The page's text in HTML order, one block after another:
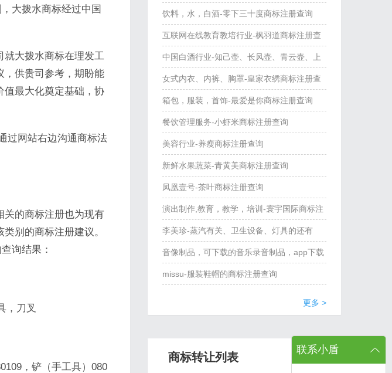
联系小盾
大拨水商标经过中国
就大拨水商标在理发工
，供贵司参考，期盼能
值最大化奠定基础，协
过网站右边沟通商标法
关的商标注册也为现有
别的商标注册建议。
询结果：
，刀叉
，铲（手工具）080
查询
饮料，水，白酒-零下三十度商标注册查询
互联网在线教育教培行业-枫羽道商标注册查
询
中国白酒行业-知己壶、长风壶、青云壶、上
善泉、秣马壶、甘醴、酎酱醇、酎酿、酎醴商
标注册查询
女式内衣、内裤、胸罩-皇家衣绣商标注册查
询
箱包，服装，首饰-最爱是你商标注册查询
餐饮管理服务-小虾米商标注册查询
美容行业-养瘦商标注册查询
新鲜水果蔬菜-青黄美商标注册查询
凤凰壹号-茶叶商标注册查询
演出制作,教育，教学，培训-寰宇国际商标注
册查询
李美珍-蒸汽有关、卫生设备、灯具的还有
么？商标注册查询
音像制品，可下载的音乐录音制品，app下载
软件，线上平台-猎谱道商标注册查询
missu-服装鞋帽的商标注册查询
更多 >
商标转让列表